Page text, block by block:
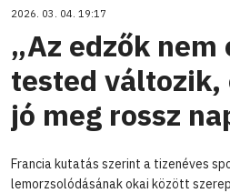
2026. 03. 04. 19:17
„Az edzők
tested változik,
jó meg rossz
Francia kutatás szerint a tizenéves
lemorzsolódásának okai között